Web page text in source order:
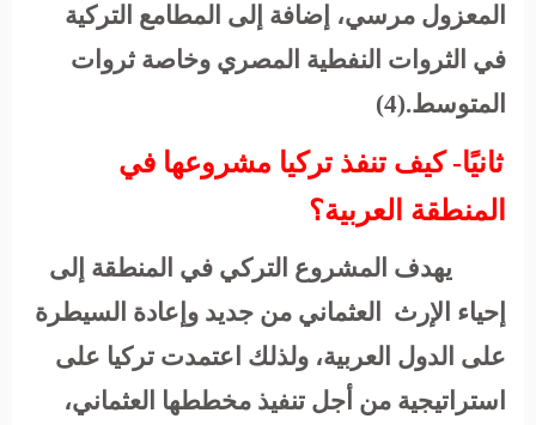
المعزول مرسي، إضافة إلى المطامع التركية
في الثروات النفطية المصري وخاصة ثروات
المتوسط.(4)
ثانيًا- كيف تنفذ تركيا مشروعها في
المنطقة العربية؟
يهدف المشروع التركي في المنطقة إلى
إحياء الإرث العثماني من جديد وإعادة السيطرة
على الدول العربية، ولذلك اعتمدت تركيا على
استراتيجية من أجل تنفيذ مخططها العثماني،